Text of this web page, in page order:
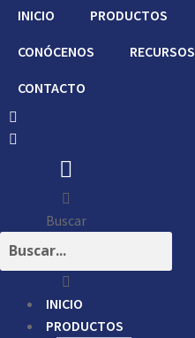
INICIO PRODUCTOS
CONÓCENOS RECURSOS
CONTACTO
Buscar
INICIO
PRODUCTOS